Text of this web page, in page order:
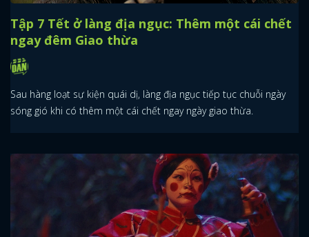
Tập 7 Tết ở làng địa ngục: Thêm một cái chết
ngay đêm Giao thừa
Sau hàng loạt sự kiện quái dị, làng địa ngục tiếp tục chuỗi ngày
sóng gió khi có thêm một cái chết ngay ngày giao thừa.